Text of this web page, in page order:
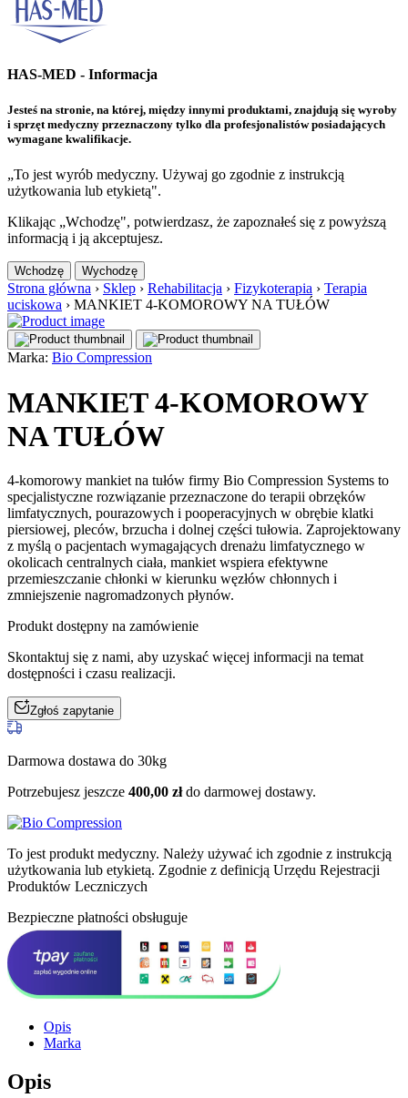
HAS-MED - Informacja
Jesteś na stronie, na której, między innymi produktami, znajdują się wyroby
i sprzęt medyczny przeznaczony tylko dla profesjonalistów posiadających
wymagane kwalifikacje.
„To jest wyrób medyczny. Używaj go zgodnie z instrukcją
użytkowania lub etykietą".
Klikając „Wchodzę", potwierdzasz, że zapoznałeś się z powyższą
informacją i ją akceptujesz.
Wchodzę Wychodzę
Strona główna › Sklep › Rehabilitacja › Fizykoterapia › Terapia
uciskowa › MANKIET 4-KOMOROWY NA TUŁÓW
Marka: Bio Compression
MANKIET 4-KOMOROWY
NA TUŁÓW
4-komorowy mankiet na tułów firmy Bio Compression Systems to
specjalistyczne rozwiązanie przeznaczone do terapii obrzęków
limfatycznych, pourazowych i pooperacyjnych w obrębie klatki
piersiowej, pleców, brzucha i dolnej części tułowia. Zaprojektowany
z myślą o pacjentach wymagających drenażu limfatycznego w
okolicach centralnych ciała, mankiet wspiera efektywne
przemieszczanie chłonki w kierunku węzłów chłonnych i
zmniejszenie nagromadzonych płynów.
Produkt dostępny na zamówienie
Skontaktuj się z nami, aby uzyskać więcej informacji na temat
dostępności i czasu realizacji.
Zgłoś zapytanie
Darmowa dostawa do 30kg
Potrzebujesz jeszcze 400,00 złdo darmowej dostawy.
To jest produkt medyczny. Należy używać ich zgodnie z instrukcją
użytkowania lub etykietą. Zgodnie z definicją Urzędu Rejestracji
Produktów Leczniczych
Bezpieczne płatności obsługuje
Opis
Marka
Opis